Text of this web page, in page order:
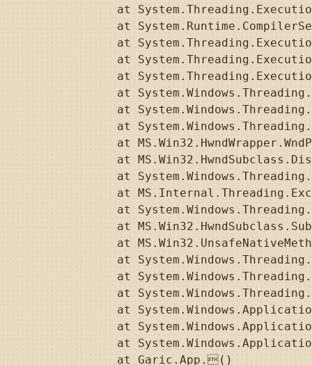
at
at
at
at
at
at
at
at
at
at
at
at
at
at
at
at
at
at
at
at
at
   at Garic.App.()